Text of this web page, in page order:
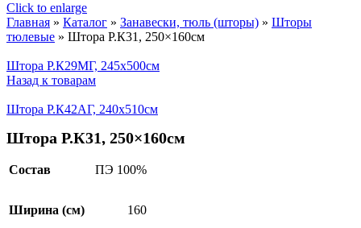
Click to enlarge
Главная » Каталог » Занавески, тюль (шторы) » Шторы
тюлевые » Штора Р.К31, 250×160см
Штора Р.К29МГ, 245x500см
Назад к товарам
Штора Р.К42АГ, 240x510см
Штора Р.К31, 250×160см
Состав ПЭ 100%
Ширина (см) 160
SALE